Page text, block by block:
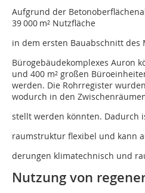
Aufgrund der
39 000 m² Nutzfläche
in dem ersten Bauabschnitt des
Bürogebäudekomplexes Auron
und 400 m² großen
werden. Die Rohrregister
wodurch in den
stellt werden könnten. Dadurch
raumstruktur flexibel und kann
derungen klimatechnisch und
Nutzung von